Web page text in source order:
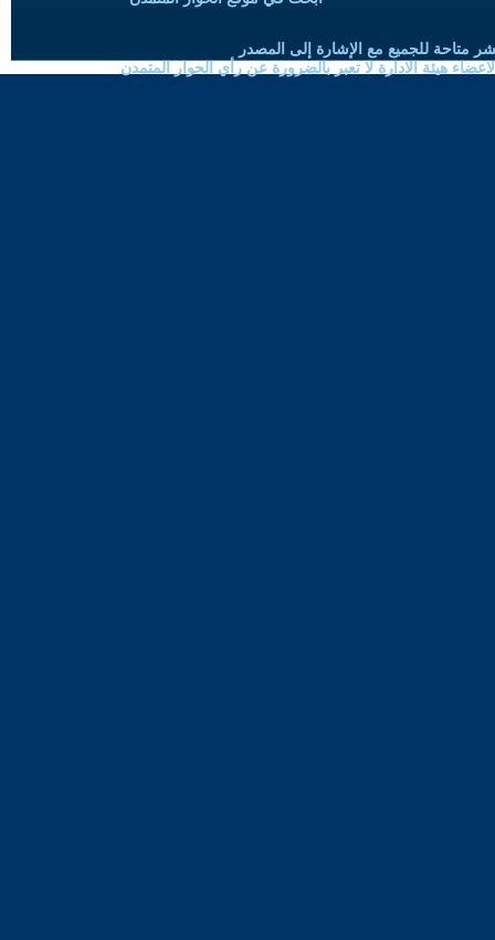
متاحة للجميع مع الإشارة إلى المصدر
هيئة الادارة لا تعبر بالضرورة عن رأي الحوار المتمدن